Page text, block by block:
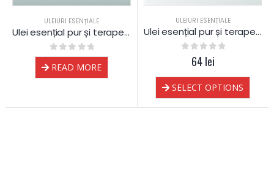
ULEIURI ESENȚIALE
Ulei esențial pur și terapeutic de Piper Negru
0out of 5
READ MORE
ULEIURI ESENȚIALE
Ulei esențial pur și terapeutic de Chiparos
out of 5
64lei
SELECT OPTIONS